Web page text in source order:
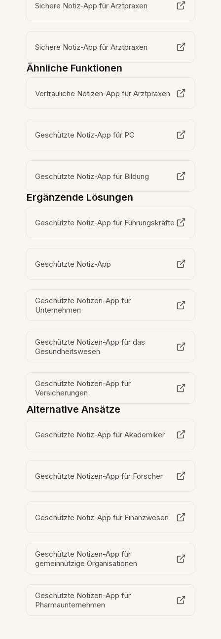
Sichere Notiz-App für Arztpraxen
Sichere Notiz-App für Arztpraxen
Ähnliche Funktionen
Vertrauliche Notizen-App für Arztpraxen
Geschützte Notiz-App für PC
Geschützte Notiz-App für Bildung
Ergänzende Lösungen
Geschützte Notiz-App für Führungskräfte
Geschützte Notiz-App
Geschützte Notizen-App für
Unternehmen
Geschützte Notizen-App für das
Gesundheitswesen
Geschützte Notizen-App für
Versicherungen
Alternative Ansätze
Geschützte Notiz-App für Akademiker
Geschützte Notizen-App für Forscher
Geschützte Notiz-App für Finanzwesen
Geschützte Notizen-App für
gemeinnützige Organisationen
Geschützte Notizen-App für
Pharmaunternehmen